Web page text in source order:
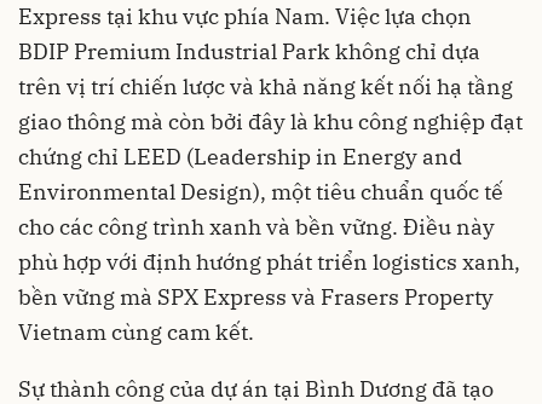
Express tại khu vực phía Nam. Việc lựa chọn
BDIP Premium Industrial Park không chỉ dựa
trên vị trí chiến lược và khả năng kết nối hạ tầng
giao thông mà còn bởi đây là khu công nghiệp đạt
chứng chỉ LEED (Leadership in Energy and
Environmental Design), một tiêu chuẩn quốc tế
cho các công trình xanh và bền vững. Điều này
phù hợp với định hướng phát triển logistics xanh,
bền vững mà SPX Express và Frasers Property
Vietnam cùng cam kết.
Sự thành công của dự án tại Bình Dương đã tạo